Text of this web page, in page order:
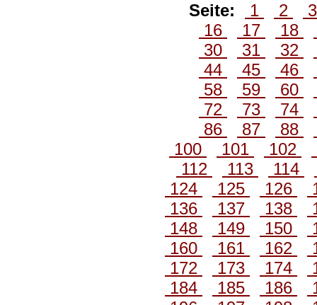
Seite: 1 2
16
17 18
30
31 32
44
45 46
58
59 60
72
73 74
86
87 88
100
101 102
112
113 114
124
125 126
136
137 138
148
149 150
160
161 162
172
173 174
184
185 186